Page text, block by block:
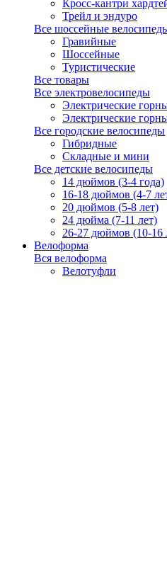
Кросс-кантри
Трейл и эндуро
Все шоссейные
Гравийные
Шоссейные
Туристические
Все товары
Все электровелосипеды
Электрические
Электрические
Все городские велосипеды
Гибридные
Складные и мини
Все детские велосипеды
14 дюймов (3-4 года)
16-18 дюймов (4-7
20 дюймов (5-8 лет)
24 дюйма (7-11 лет)
26-27 дюймов (10-16
Велоформа
Вся велоформа
Велотуфли